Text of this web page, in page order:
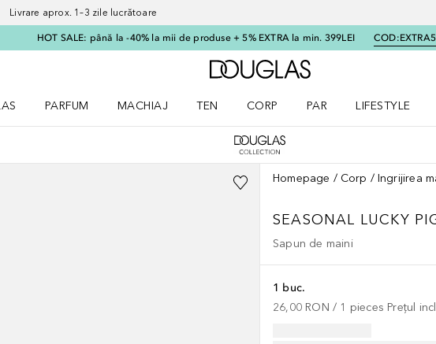
aprox. 1–3 zile lucrătoare
HOT SALE: până la -40% la mii de produse + 5% EXTRA la min. 399LEI COD:
Către pagina principală
PARFUM
MACHIAJ
TEN
CORP
PAR
LIFESTYLE
Homepage Corp Ingrijirea
SEASONAL LUCKY
Sapun de maini
1 buc.
26,00 RON / 1 pieces Prețul